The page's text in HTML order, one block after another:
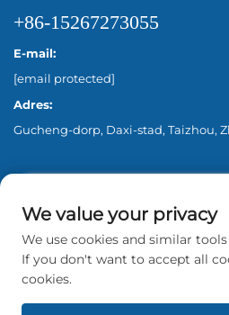
+86-15267273055
E-mail:
[email protected]
Adres:
Gucheng-dorp, Daxi-stad, Taizhou,
Copyright © 2026 Zhejiang Aina
We value your privacy
We use cookies and similar
If you don't want to accept all
cookies.